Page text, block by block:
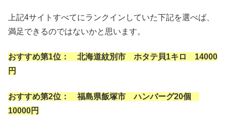
上記4サイトすべてにランクインしていた下記を選べば、
満足できるのではないかと思います。
おすすめ第1位： 北海道紋別市 ホタテ貝1キロ 14000
円
おすすめ第2位： 福島県飯塚市 ハンバーグ20個
10000円